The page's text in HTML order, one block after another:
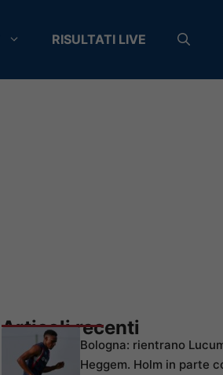
RISULTATI LIVE
Articoli recenti
Bologna: rientrano
Heggem. Holm in parte